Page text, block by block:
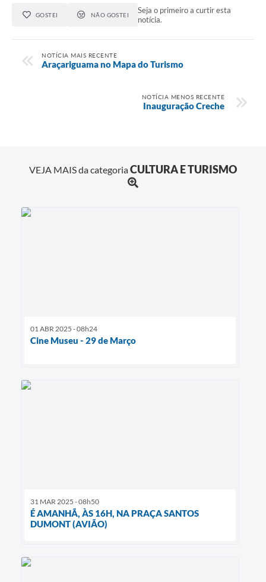
GOSTEI NÃO GOSTEI
Seja o primeiro a curtir esta
notícia.
NOTÍCIA MAIS RECENTE
Araçariguama no Mapa do Turismo
NOTÍCIA MENOS RECENTE
Inauguração Creche
VEJA MAIS da categoriaCULTURA E TURISMO
01 ABR 2025 - 08h24
Cine Museu - 29 de Março
31 MAR 2025 - 08h50
É AMANHÃ, ÀS 16H, NA PRAÇA SANTOS
DUMONT (AVIÃO)